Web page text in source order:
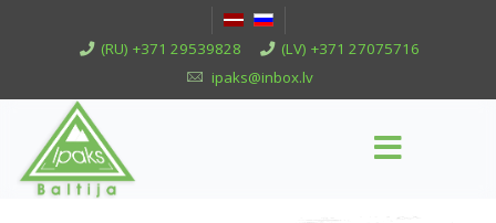
(RU) +371 29539828
(LV) +371 27075716
ipaks@inbox.lv